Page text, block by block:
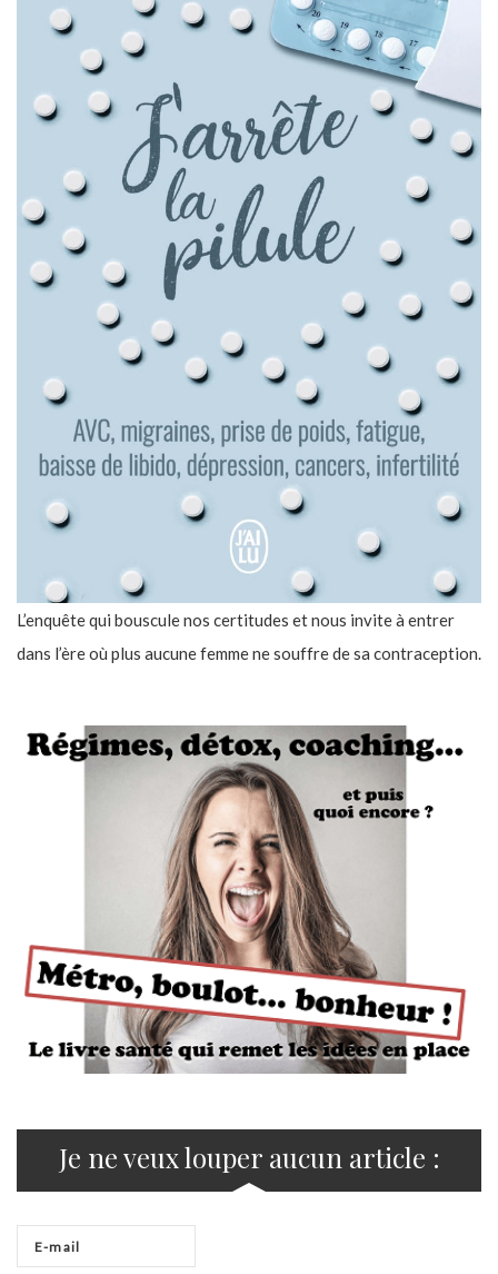
L’enquête qui bouscule nos certitudes et nous invite à entrer
dans l’ère où plus aucune femme ne souffre de sa contraception.
Je ne veux louper aucun article :